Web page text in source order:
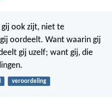
ook zijt, niet te
oordeelt. Want waarin gij
gij uzelf; want gij, die
veroordeling